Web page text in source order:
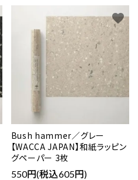
Bush hammer／グレー
【WACCA JAPAN】和紙ラッピン
グペーパー 3枚
550円(税込605円)
favorite